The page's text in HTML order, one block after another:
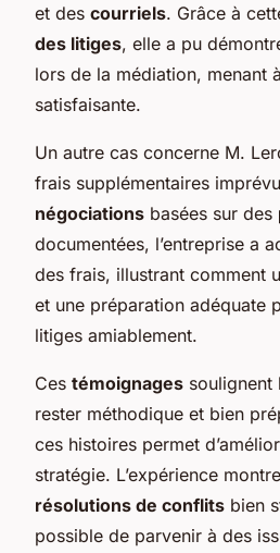
et des courriels. Grâce à
des litiges, elle a pu
lors de la médiation, menant
satisfaisante.
Un autre cas concerne M.
frais supplémentaires
négociations basées sur des
documentées, l’entreprise a
des frais, illustrant comment
et une préparation adéquate
litiges amiablement.
Ces témoignages soulignent
rester méthodique et bien
ces histoires permet
stratégie. L’expérience
résolutions de conflits bien
possible de parvenir à des